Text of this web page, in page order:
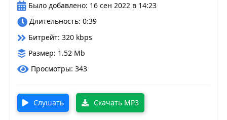
Было добавлено: 16 сен 2022 в 14:23
Длительность: 0:39
Битрейт: 320 kbps
Размер: 1.52 Mb
Просмотры: 343
Слушать Скачать MP3